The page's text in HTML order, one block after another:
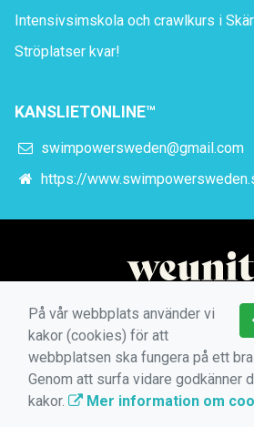
Intensivsimskola och crawlkurs i
Ströplatser kvar!
KANSLIETONLINE™
swimpowersweden@gmail.com
https://
På vår webbplats använder vi
kakor (cookies) för att
webbplatsen ska fungera på ett
Genom att surfa vidare godkänner
kakor.
Mer information om